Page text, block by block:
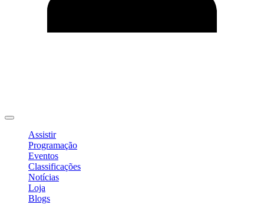
Assistir
Programação
Eventos
Classificações
Notícias
Loja
Blogs